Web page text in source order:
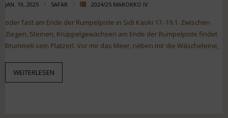
JAN. 19, 2025 SAFAR 2024/25 MAROKKO IV
oder fast am Ende der Rumpelpiste in Sidi Kaoki 17.-19.1. Zwischen
Ziegen, Steinen, Krüppelgewächsen am Ende der Rumpelpiste findet
Brummeli sein Platzerl. Vor mir das Meer, neben mir die Wäscheleine,
WEITERLESEN